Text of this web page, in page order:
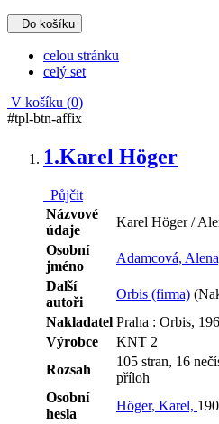
Do košíku
celou stránku
celý set
V košíku (0)
#tpl-btn-affix
1.Karel Höger
Půjčit
Názvové
údaje
Karel Höger /
Osobní
jméno
Adamcová,
Další
autoři
Orbis (firma)
Nakladatel Praha : Orbis,
Výrobce
KNT 2
Rozsah
105 stran, 16
příloh
Osobní
hesla
Höger, Karel,